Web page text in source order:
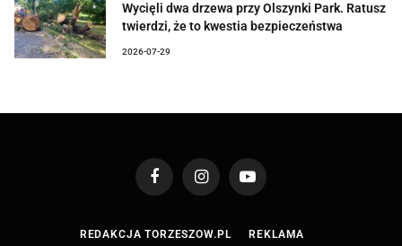
Wycięli dwa drzewa przy Olszynki Park. Ratusz
twierdzi, że to kwestia bezpieczeństwa
2026-07-29
FacebookInstagramYouTube
REDAKCJA TORZESZOW.PL REKLAMA